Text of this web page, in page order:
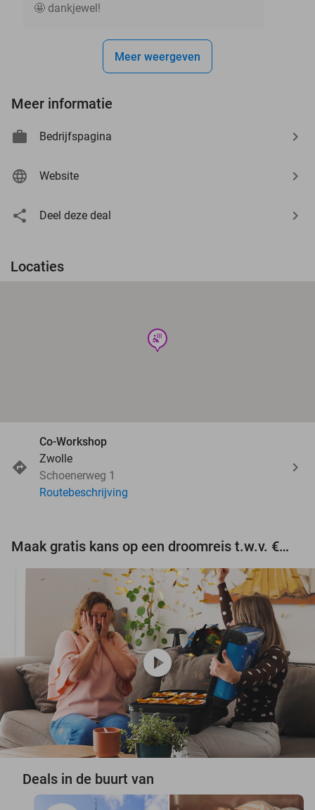
🤩 dankjewel!
Meer weergeven
Meer informatie
Bedrijfspagina
Website
Deel deze deal
Locaties
wellness
Co-Workshop
Zwolle
Schoenerweg 1
Routebeschrijving
Maak gratis kans op een droomreis t.w.v. €3.000!
play_circle
Deals in de buurt van